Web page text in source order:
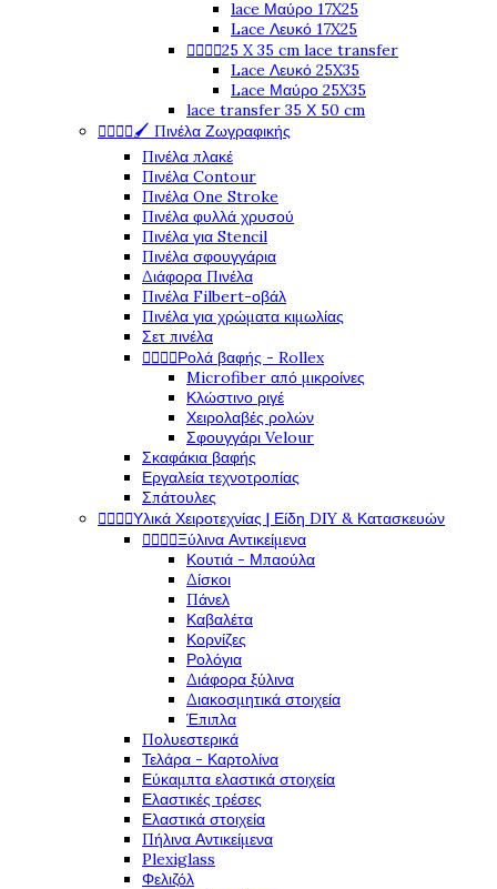
lace Μαύρο 17X25
Lace Λευκό 17X25
25 X 35 cm lace transfer
Lace Λευκό 25X35
Lace Μαύρο 25X35
lace transfer 35 Χ 50 cm
🖌️ Πινέλα Ζωγραφικής
Πινέλα πλακέ
Πινέλα Contour
Πινέλα One Stroke
Πινέλα φυλλά χρυσού
Πινέλα για Stencil
Πινέλα σφουγγάρια
Διάφορα Πινέλα
Πινέλα Filbert-οβάλ
Πινέλα για χρώματα κιμωλίας
Σετ πινέλα
Ρολά βαφής - Rollex
Microfiber από μικροίνες
Κλώστινο ριγέ
Χειρολαβές ρολών
Σφουγγάρι Velour
Σκαφάκια βαφής
Εργαλεία τεχνοτροπίας
Σπάτουλες
Υλικά Χειροτεχνίας | Είδη DIY & Κατασκευών
Ξύλινα Αντικείμενα
Κουτιά - Μπαούλα
Δίσκοι
Πάνελ
Καβαλέτα
Κορνίζες
Ρολόγια
Διάφορα ξύλινα
Διακοσμητικά στοιχεία
Έπιπλα
Πολυεστερικά
Τελάρα - Καρτολίνα
Εύκαμπτα ελαστικά στοιχεία
Ελαστικές τρέσες
Ελαστικά στοιχεία
Πήλινα Αντικείμενα
Plexiglass
Φελιζόλ